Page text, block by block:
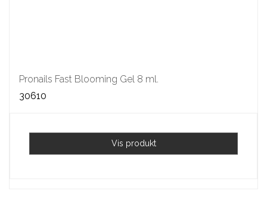
Pronails Fast Blooming Gel 8 ml.
30610
Vis produkt